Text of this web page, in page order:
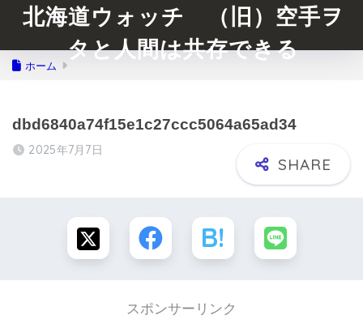
北海道ウォッチ （旧）空手ヲ
タと人間は共存できる
ホーム
dbd6840a74f15e1c27ccc5064a65ad34
2025年7月7日
スポンサーリンク